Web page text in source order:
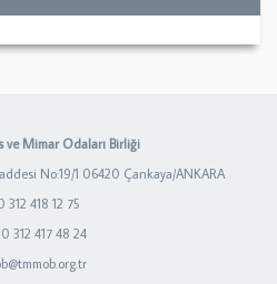
Mimar Odaları Birliği
No:19/1 06420 Çankaya/ANKARA
312 418 12 75
312 417 48 24